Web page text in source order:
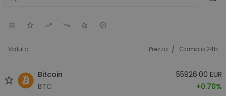
Valuta Prezzo / Cambio 24h
Bitcoin
BTC
55926.00 EUR
+0.70%